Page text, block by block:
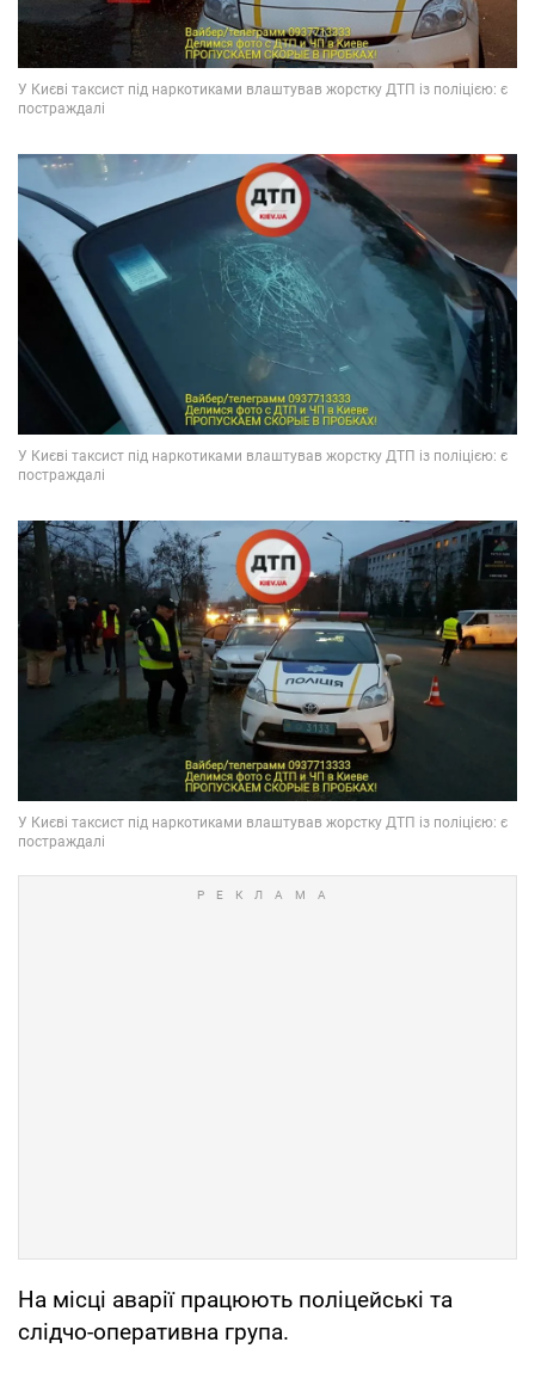
На місці аварії працюють поліцейські та
слідчо-оперативна група.